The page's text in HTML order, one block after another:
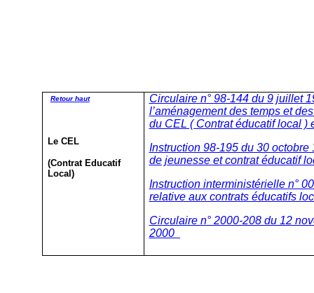
Retour haut
Le CEL
(Contrat Educatif
Local)
Circulaire n° 98-144 du 9 juillet
l’aménagement des temps et
du CEL ( Contrat éducatif local )
Instruction 98-195 du 30
de jeunesse et contrat éducatif
Instruction interministérielle n°
relative aux contrats éducatifs
Circulaire n° 2000-208 du 12
2000